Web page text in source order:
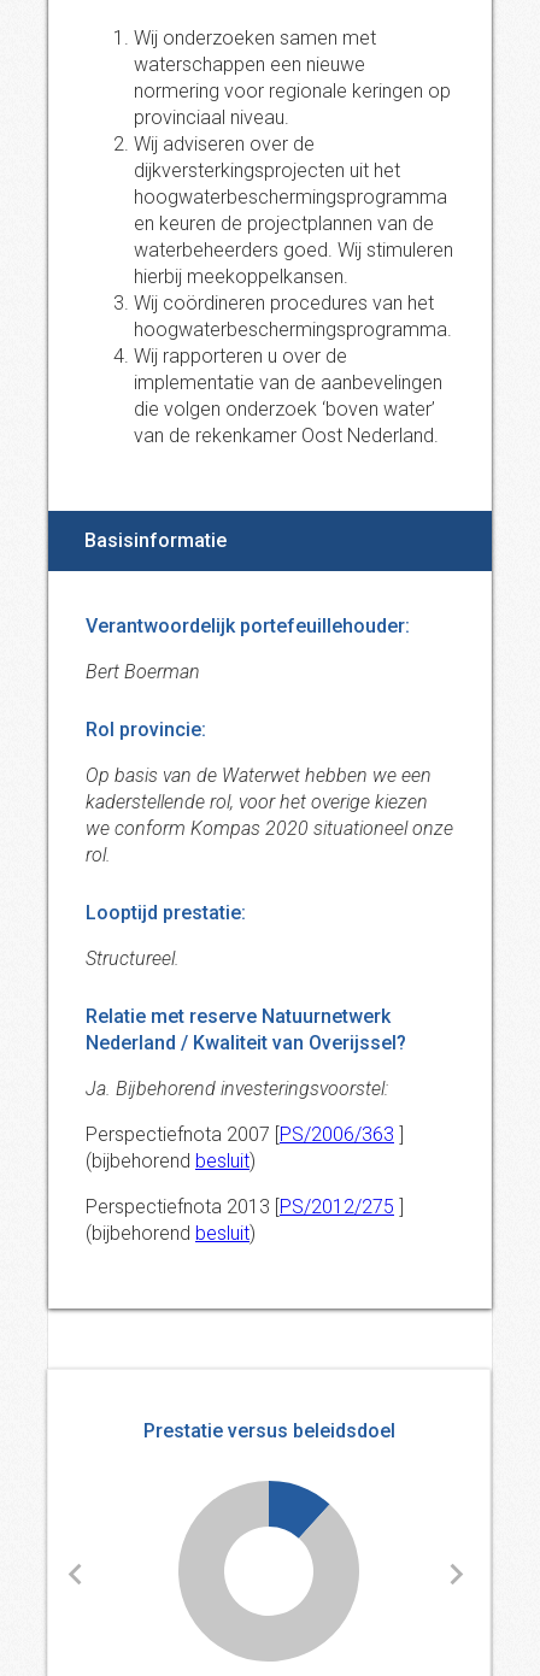
Wij onderzoeken samen met
waterschappen een nieuwe
normering voor regionale keringen op
provinciaal niveau.
Wij adviseren over de
dijkversterkingsprojecten uit het
hoogwaterbeschermingsprogramma
en keuren de projectplannen van de
waterbeheerders goed. Wij stimuleren
hierbij meekoppelkansen.
Wij coördineren procedures van het
hoogwaterbeschermingsprogramma.
Wij rapporteren u over de
implementatie van de aanbevelingen
die volgen onderzoek ‘boven water’
van de rekenkamer Oost Nederland.
Basisinformatie
Verantwoordelijk portefeuillehouder:
Bert Boerman
Rol provincie:
Op basis van de Waterwet hebben we een
kaderstellende rol, voor het overige kiezen
we conform Kompas 2020 situationeel onze
rol.
Looptijd prestatie:
Structureel.
Relatie met reserve Natuurnetwerk
Nederland / Kwaliteit van Overijssel?
Ja. Bijbehorend investeringsvoorstel:
Perspectiefnota 2007 [PS/2006/363 ]
(bijbehorend besluit)
Perspectiefnota 2013 [PS/2012/275 ]
(bijbehorend besluit)
Prestatie versus beleidsdoel